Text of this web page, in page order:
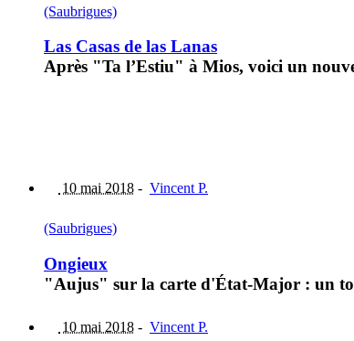
(Saubrigues)
Las Casas de las Lanas
Après "Ta l’Estiu" à Mios, voici un
10 mai 2018 - Vincent P.
(Saubrigues)
Ongieux
"Aujus" sur la carte d'État-Major : un
10 mai 2018 - Vincent P.